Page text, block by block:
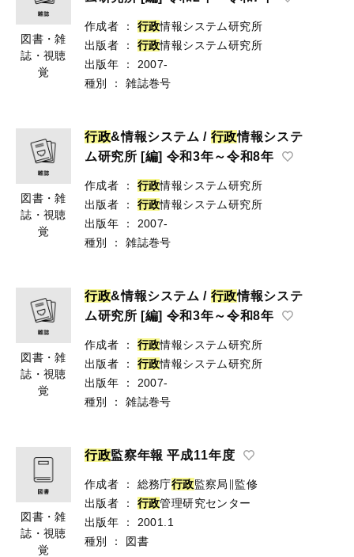
図書・雑
誌・視聴
覚
作成者 ： 行政情報システム研究所
出版者
： 行政情報システム研究所
出版年
：
2007-
種別
： 雑誌巻号
図書・雑
誌・視聴
覚
行政&情報システム / 行政情報システ
ム研究所 [編] 令和3年～令和8年
作成者 ： 行政情報システム研究所
出版者
： 行政情報システム研究所
出版年
：
2007-
種別
： 雑誌巻号
図書・雑
誌・視聴
覚
行政&情報システム / 行政情報システ
ム研究所 [編] 令和3年～令和8年
作成者 ： 行政情報システム研究所
出版者
： 行政情報システム研究所
出版年
：
2007-
種別
： 雑誌巻号
図書・雑
誌・視聴
覚
行政監察年報 平成11年度
作成者 ： 総務庁行政監察局∥監修
出版者
： 行政管理研究センター
出版年
：
2001.1
種別
： 図書